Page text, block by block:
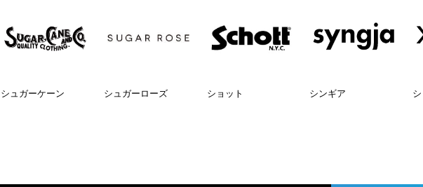
シュガーケーン シュガーローズ ショット シンギア